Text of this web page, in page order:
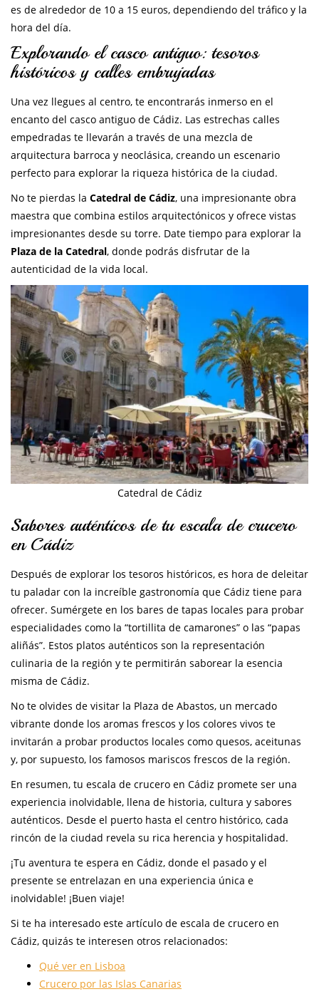
es de alrededor de 10 a 15 euros, dependiendo del tráfico y la
hora del día.
Explorando el casco antiguo: tesoros
históricos y calles embrujadas
Una vez llegues al centro, te encontrarás inmerso en el
encanto del casco antiguo de Cádiz. Las estrechas calles
empedradas te llevarán a través de una mezcla de
arquitectura barroca y neoclásica, creando un escenario
perfecto para explorar la riqueza histórica de la ciudad.
No te pierdas la Catedral de Cádiz, una impresionante obra
maestra que combina estilos arquitectónicos y ofrece vistas
impresionantes desde su torre. Date tiempo para explorar la
Plaza de la Catedral, donde podrás disfrutar de la
autenticidad de la vida local.
Catedral de Cádiz
Sabores auténticos de tu escala de crucero
en Cádiz
Después de explorar los tesoros históricos, es hora de deleitar
tu paladar con la increíble gastronomía que Cádiz tiene para
ofrecer. Sumérgete en los bares de tapas locales para probar
especialidades como la “tortillita de camarones” o las “papas
aliñás”. Estos platos auténticos son la representación
culinaria de la región y te permitirán saborear la esencia
misma de Cádiz.
No te olvides de visitar la Plaza de Abastos, un mercado
vibrante donde los aromas frescos y los colores vivos te
invitarán a probar productos locales como quesos, aceitunas
y, por supuesto, los famosos mariscos frescos de la región.
En resumen, tu escala de crucero en Cádiz promete ser una
experiencia inolvidable, llena de historia, cultura y sabores
auténticos. Desde el puerto hasta el centro histórico, cada
rincón de la ciudad revela su rica herencia y hospitalidad.
¡Tu aventura te espera en Cádiz, donde el pasado y el
presente se entrelazan en una experiencia única e
inolvidable! ¡Buen viaje!
Si te ha interesado este artículo de escala de crucero en
Cádiz, quizás te interesen otros relacionados:
Qué ver en Lisboa
Crucero por las Islas Canarias